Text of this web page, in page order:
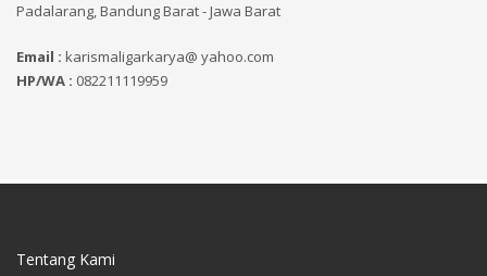
Padalarang, Bandung Barat - Jawa Barat
Email : karismaligarkarya@ yahoo.com
HP/WA : 082211119959
Tentang Kami